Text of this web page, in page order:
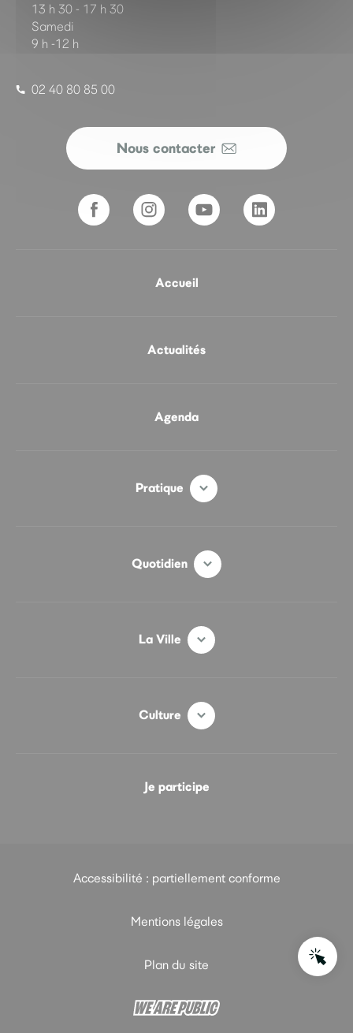
13 h 30 - 17 h 30
Samedi
9 h -12 h
02 40 80 85 00
Nous contacter
Accueil
Actualités
Agenda
Pratique
Quotidien
La Ville
Culture
Je participe
Accessibilité : partiellement conforme
Mentions légales
Plan du site